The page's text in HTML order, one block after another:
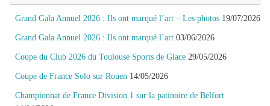
Grand Gala Annuel 2026 : Ils ont marqué l’art – Les photos 19/07/2026
Grand Gala Annuel 2026 : Ils ont marqué l’art 03/06/2026
Coupe du Club 2026 du Toulouse Sports de Glace 29/05/2026
Coupe de France Solo sur Rouen 14/05/2026
Championnat de France Division 1 sur la patinoire de Belfort